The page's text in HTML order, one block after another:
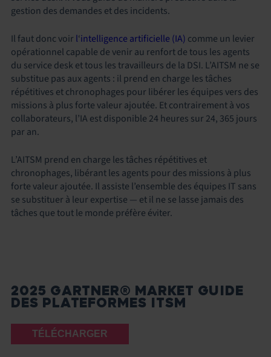
gestion des demandes et des incidents.
Il faut donc voir l‘intelligence artificielle (IA) comme un levier
opérationnel capable de venir au renfort de tous les agents
du service desk et tous les travailleurs de la DSI. L’AITSM ne se
substitue pas aux agents : il prend en charge les tâches
répétitives et chronophages pour libérer les équipes vers des
missions à plus forte valeur ajoutée. Et contrairement à vos
collaborateurs, l’IA est disponible 24 heures sur 24, 365 jours
par an.
L’AITSM prend en charge les tâches répétitives et
chronophages, libérant les agents pour des missions à plus
forte valeur ajoutée. Il assiste l’ensemble des équipes IT sans
se substituer à leur expertise — et il ne se lasse jamais des
tâches que tout le monde préfère éviter.
2025 GARTNER® MARKET GUIDE
DES PLATEFORMES ITSM
TÉLÉCHARGER